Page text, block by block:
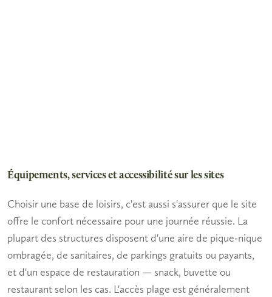
Équipements, services et accessibilité sur les sites
Choisir une base de loisirs, c'est aussi s'assurer que le site
offre le confort nécessaire pour une journée réussie. La
plupart des structures disposent d'une aire de pique-nique
ombragée, de sanitaires, de parkings gratuits ou payants,
et d'un espace de restauration — snack, buvette ou
restaurant selon les cas. L'accès plage est généralement